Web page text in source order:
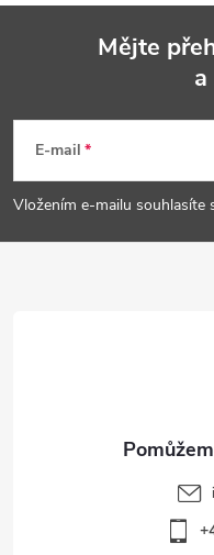
p
a
Mějte
E-mail
Vložením e-mailu souhlasíte